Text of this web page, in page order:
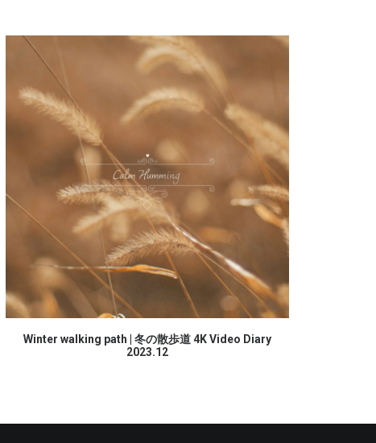
続きを読む
Winter walking path | 冬の散歩道 4K Video Diary
2023.12